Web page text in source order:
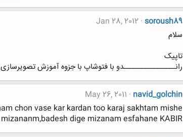
soroush89
Jan 28, 2012
سلام
تاپیک
رانـــــــــــــــــدو با فتوشاپ با جزوه آموزش
navid_golchin
May 26, 2011
chon vase kar kardan too karaj sakhtam mishe...
dige mizanam esfahane KABIR...!